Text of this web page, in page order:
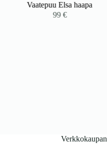
Vaatepuu Elsa haapa
99€